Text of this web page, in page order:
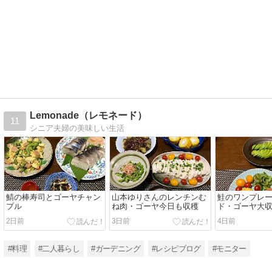
11
Lemonade（レモネード）
シニア夫婦の美味しい生活
鯖の棒寿司とゴーヤチャン
プル
2日前
山本ゆりさんのレンチンむ
ね肉・ゴーヤ今日も収穫
3日前
鮭のワンプレ
ド・ゴーヤ大
4日前
#料理 #二人暮らし #ガーデニング #レシピブログ #モニター